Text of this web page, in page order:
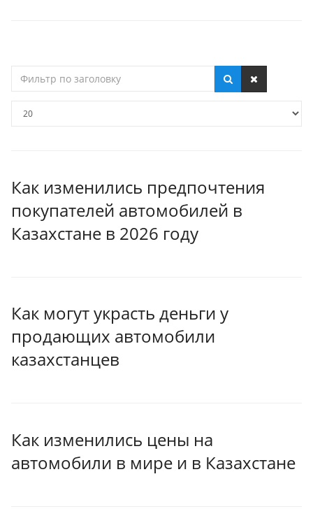
по
Как изменились предпочтения
покупателей автомобилей в
Казахстане в 2026 году
Как могут украсть деньги у
продающих автомобили
казахстанцев
Как изменились цены на
автомобили в мире и в Казахстане